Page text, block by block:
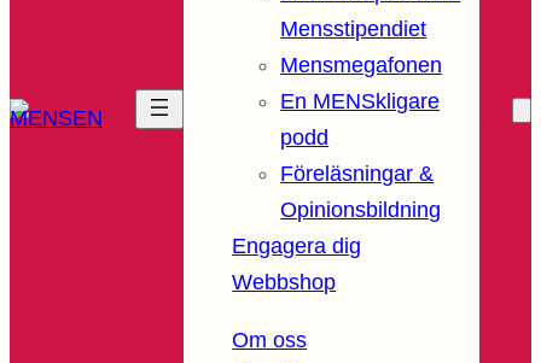
Mensstipendiet
Mensmegafonen
En MENSkligare
podd
Föreläsningar &
Opinionsbildning
Engagera dig
Webbshop
Om oss